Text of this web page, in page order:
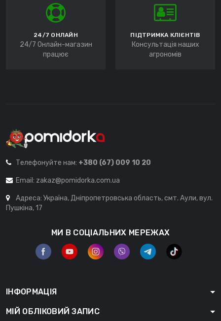
24/7 ОНЛАЙН
24/7 Онлайн-магазин
працює
ПІДТРИМКА КЛІЄНТІВ
Консультація наших
агрономів
Телефонуйте нам: +380 (67) 009 10 20
Email: zakaz@pomidorka.com.ua
Адреса: Україна, Дніпропетровська область, смт. Аули, вул.
Пушкіна, 17
МИ В СОЦІАЛЬНИХ МЕРЕЖАХ
ІНФОРМАЦІЯ
МІЙ ОБЛІКОВИЙ ЗАПИС